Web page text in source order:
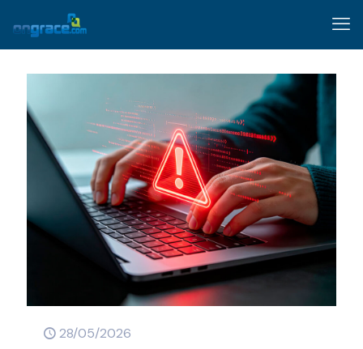
28/05/2026